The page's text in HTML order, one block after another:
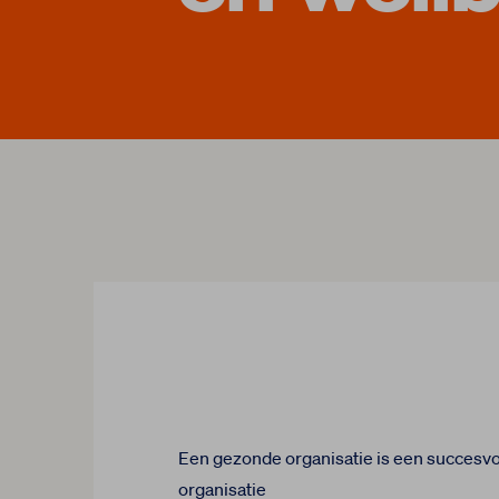
Een gezonde organisatie is een
organisatie